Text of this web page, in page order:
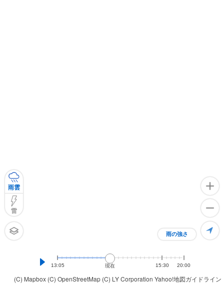
(C) Mapbox (C) OpenStreetMap (C) LY Corporation Yahoo!地図ガイドライン
雨の強さ
雨雲
雷
13:05 現在 15:30 20:00